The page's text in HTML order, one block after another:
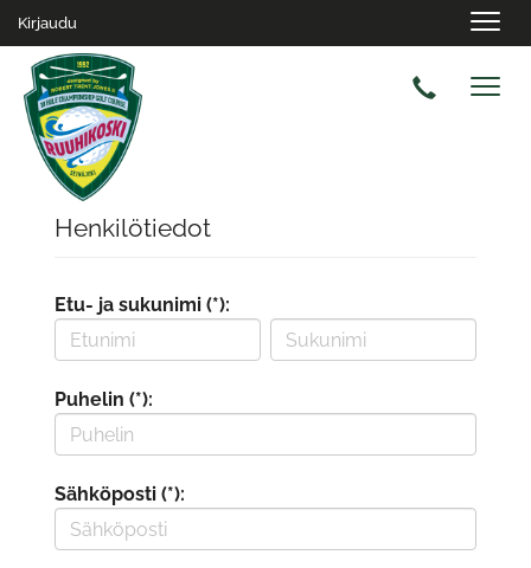
Kirjaudu
Henkilötiedot
Etu- ja sukunimi (*):
Puhelin (*):
Sähköposti (*):